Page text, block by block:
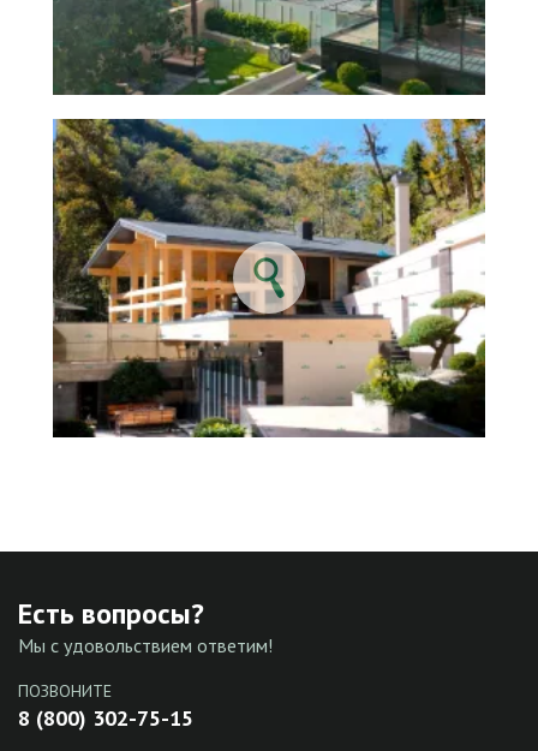
Есть вопросы?
Мы с удовольствием ответим!
ПОЗВОНИТЕ
8 (800) 302-75-15